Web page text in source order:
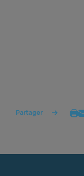
Partager